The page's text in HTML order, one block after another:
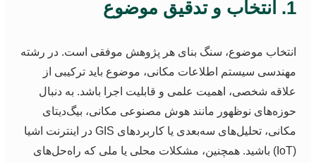
موضوع، سنگ بنای هر پژوهش موفقی است. در رشته
سیستم اطلاعات مکانی، موضوع باید ترکیبی از
شخصی، اهمیت علمی و قابلیت اجرا باشد. به دنبال
نوظهور مانند هوش مصنوعی مکانی، بیگ‌دیتای
مکانی، تحلیل‌های سه‌بعدی یا کاربردهای GIS در اینترنت اشیا
(IoT) باشید. همچنین، مشکلات محلی یا ملی که راه‌حل‌های